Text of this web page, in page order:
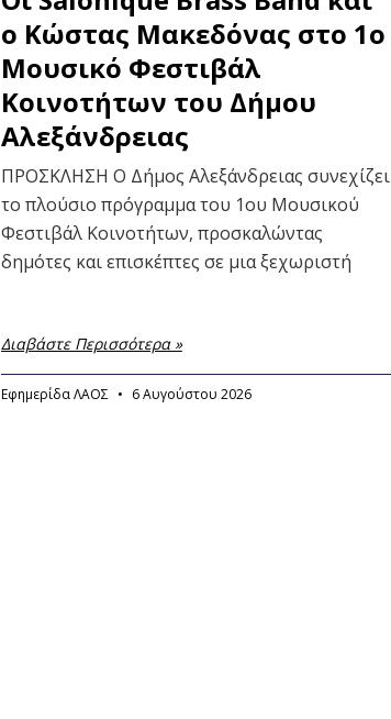
ο Κώστας Μακεδόνας στο 1ο
Μουσικό Φεστιβάλ
Κοινοτήτων του Δήμου
Αλεξάνδρειας
ΠΡΟΣΚΛΗΣΗ Ο Δήμος Αλεξάνδρειας συνεχίζει
το πλούσιο πρόγραμμα του 1ου Μουσικού
Φεστιβάλ Κοινοτήτων, προσκαλώντας
δημότες και επισκέπτες σε μια ξεχωριστή
Διαβάστε Περισσότερα »
Εφημερίδα ΛΑΟΣ 6 Αυγούστου 2026